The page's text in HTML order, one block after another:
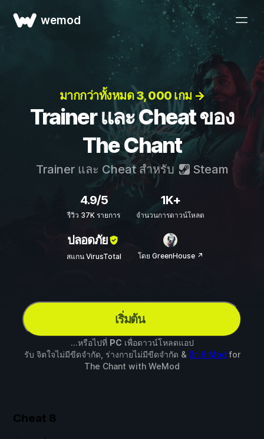
wemod
มากกว่าทั้งหมด 3, 000 เกม →
Trainer และ Cheat ของ
The Chant
Trainer และ Cheat สำหรับ Steam
4.9/5
รีวิว 37K รายการ
1K+
จำนวนการดาวน์โหลด
ปลอดภัย
สแกน VirusTotal โดย GreenHouse ↗
เริ่มต้น
...หรือไปที่ PC เพื่อดาวน์โหลดแอป
รับ จิตใจไม่มีขีดจำกัด, ร่างกายไม่มีขีดจำกัด & อีก 6 Mod for
The Chant with WeMod
Cheat 8